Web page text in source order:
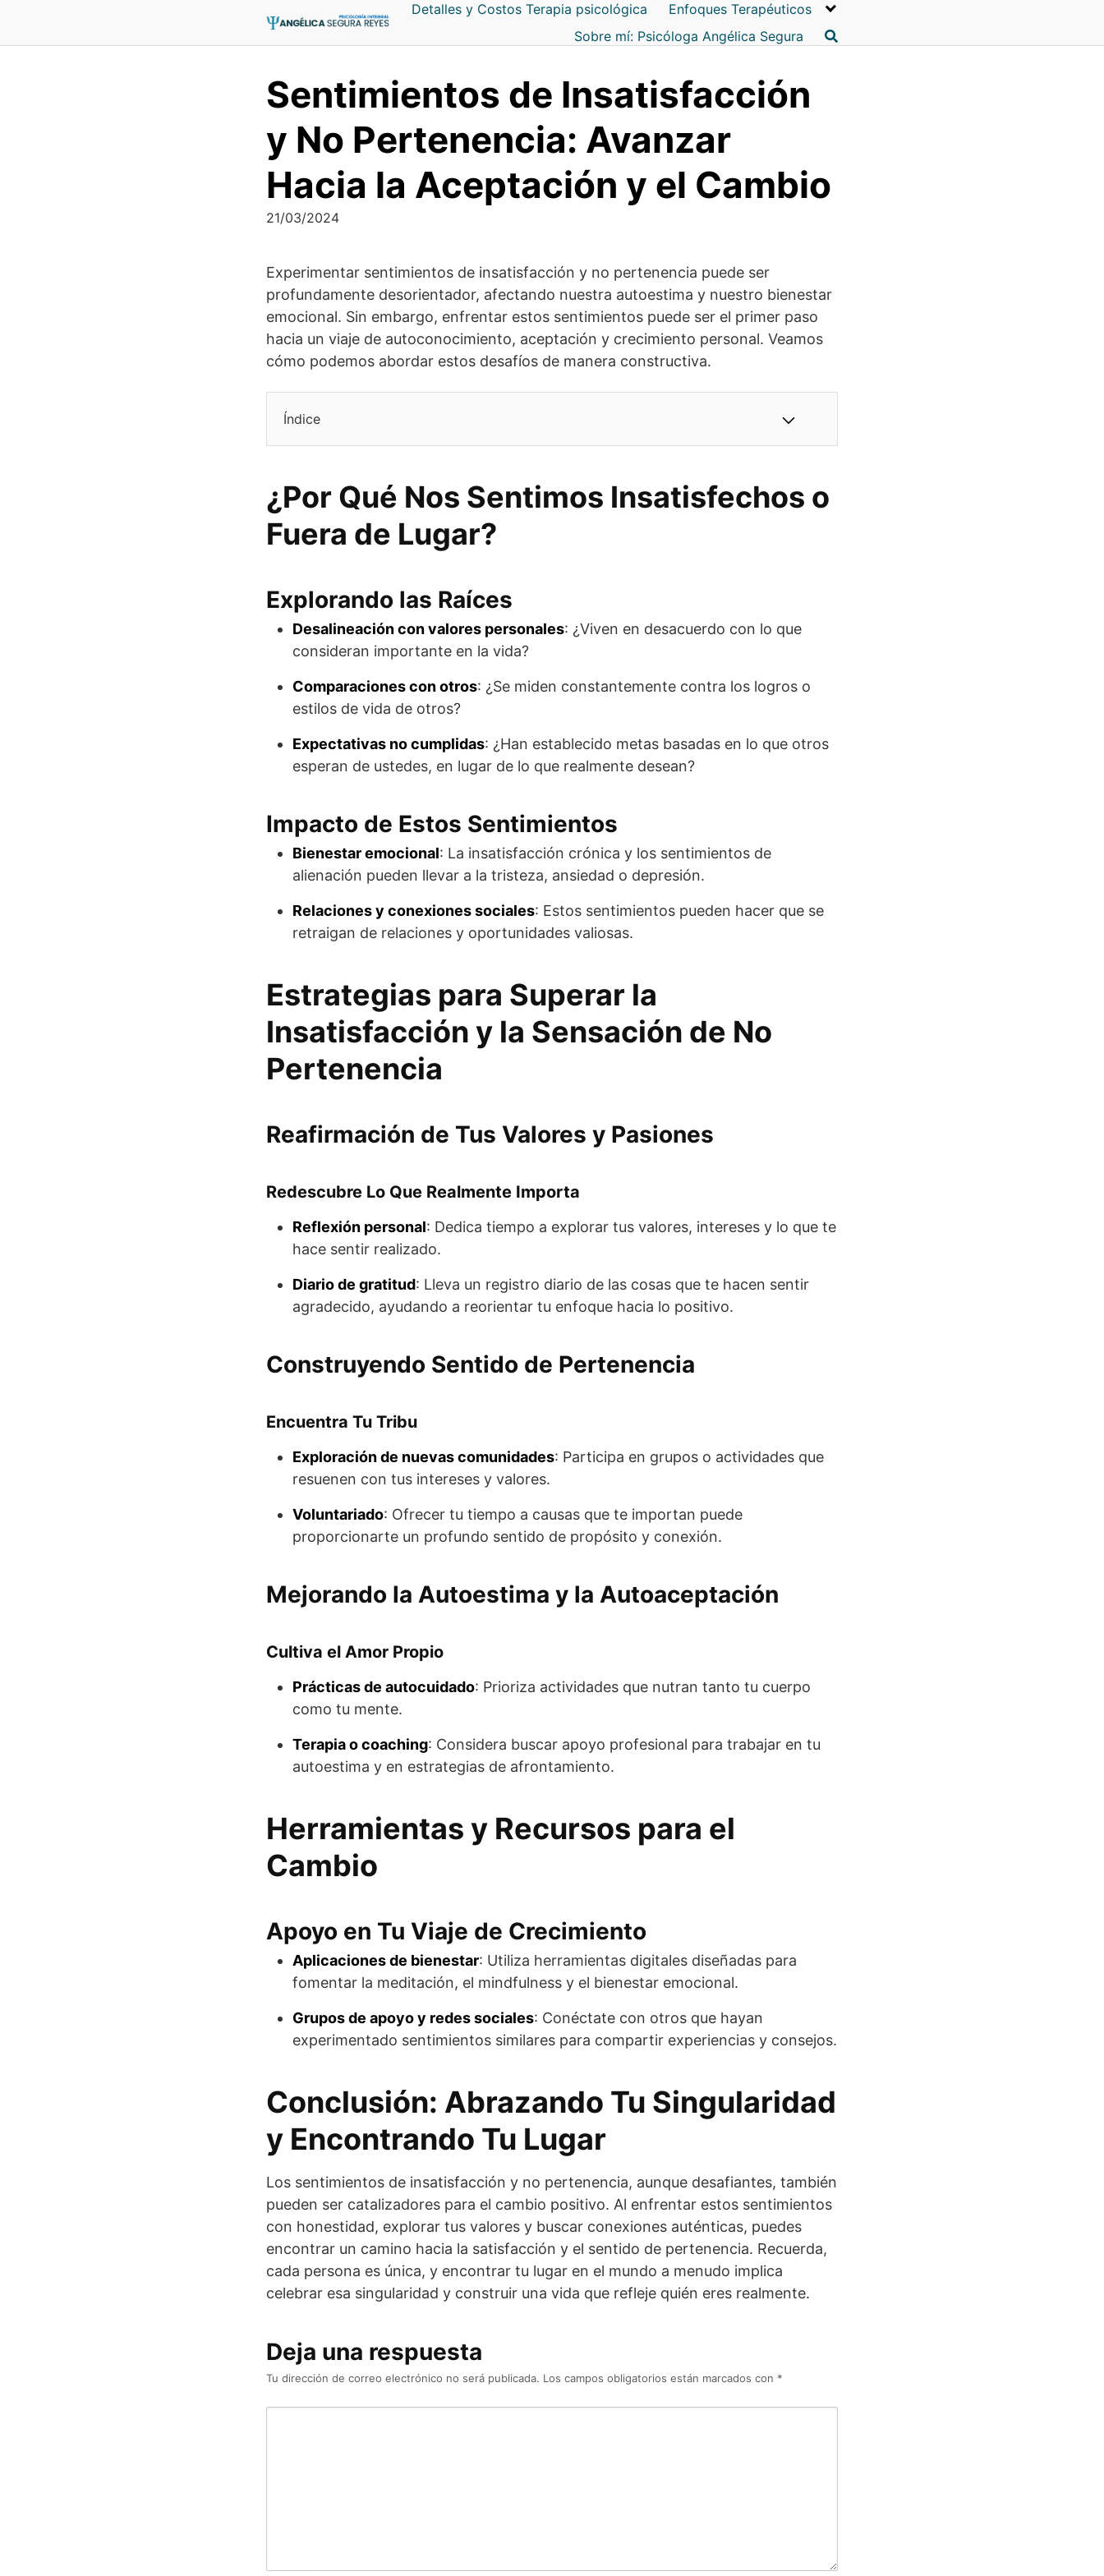
contenido
Detalles y Costos Terapia psicológica
Enfoques Terapéuticos
Sobre mí: Psicóloga Angélica Segura
Sentimientos de Insatisfacción
y No Pertenencia: Avanzar
Hacia la Aceptación y el Cambio
21/03/2024
Experimentar sentimientos de insatisfacción y no pertenencia puede ser
profundamente desorientador, afectando nuestra autoestima y nuestro bienestar
emocional. Sin embargo, enfrentar estos sentimientos puede ser el primer paso
hacia un viaje de autoconocimiento, aceptación y crecimiento personal. Veamos
cómo podemos abordar estos desafíos de manera constructiva.
Índice
¿Por Qué Nos Sentimos Insatisfechos o
Fuera de Lugar?
Explorando las Raíces
Desalineación con valores personales: ¿Viven en desacuerdo con lo que
consideran importante en la vida?
Comparaciones con otros: ¿Se miden constantemente contra los logros o
estilos de vida de otros?
Expectativas no cumplidas: ¿Han establecido metas basadas en lo que otros
esperan de ustedes, en lugar de lo que realmente desean?
Impacto de Estos Sentimientos
Bienestar emocional: La insatisfacción crónica y los sentimientos de
alienación pueden llevar a la tristeza, ansiedad o depresión.
Relaciones y conexiones sociales: Estos sentimientos pueden hacer que se
retraigan de relaciones y oportunidades valiosas.
Estrategias para Superar la
Insatisfacción y la Sensación de No
Pertenencia
Reafirmación de Tus Valores y Pasiones
Redescubre Lo Que Realmente Importa
Reflexión personal: Dedica tiempo a explorar tus valores, intereses y lo que te
hace sentir realizado.
Diario de gratitud: Lleva un registro diario de las cosas que te hacen sentir
agradecido, ayudando a reorientar tu enfoque hacia lo positivo.
Construyendo Sentido de Pertenencia
Encuentra Tu Tribu
Exploración de nuevas comunidades: Participa en grupos o actividades que
resuenen con tus intereses y valores.
Voluntariado: Ofrecer tu tiempo a causas que te importan puede
proporcionarte un profundo sentido de propósito y conexión.
Mejorando la Autoestima y la Autoaceptación
Cultiva el Amor Propio
Prácticas de autocuidado: Prioriza actividades que nutran tanto tu cuerpo
como tu mente.
Terapia o coaching: Considera buscar apoyo profesional para trabajar en tu
autoestima y en estrategias de afrontamiento.
Herramientas y Recursos para el
Cambio
Apoyo en Tu Viaje de Crecimiento
Aplicaciones de bienestar: Utiliza herramientas digitales diseñadas para
fomentar la meditación, el mindfulness y el bienestar emocional.
Grupos de apoyo y redes sociales: Conéctate con otros que hayan
experimentado sentimientos similares para compartir experiencias y consejos.
Conclusión: Abrazando Tu Singularidad
y Encontrando Tu Lugar
Los sentimientos de insatisfacción y no pertenencia, aunque desafiantes, también
pueden ser catalizadores para el cambio positivo. Al enfrentar estos sentimientos
con honestidad, explorar tus valores y buscar conexiones auténticas, puedes
encontrar un camino hacia la satisfacción y el sentido de pertenencia. Recuerda,
cada persona es única, y encontrar tu lugar en el mundo a menudo implica
celebrar esa singularidad y construir una vida que refleje quién eres realmente.
Deja una respuesta
Tu dirección de correo electrónico no será publicada. Los campos obligatorios están marcados con *